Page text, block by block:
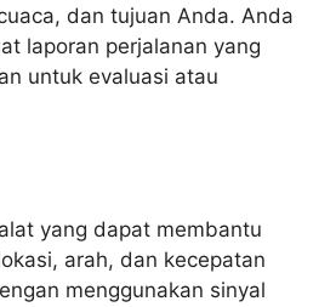
dan tujuan Anda. Anda
laporan perjalanan yang
untuk evaluasi atau
yang dapat membantu
arah, dan kecepatan
menggunakan sinyal